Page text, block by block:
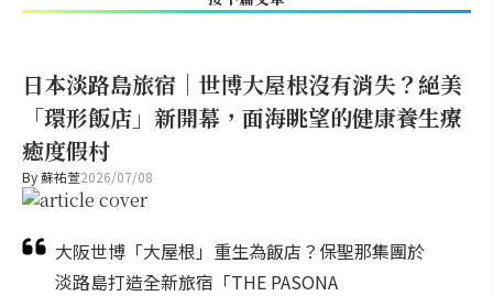
日本淡路島旅宿｜世博大屋根沒有消失？絕美
「環形飯店」新開幕，面海眺望的健康養生療
癒度假村
By蘇祐萱2026/07/08
大阪世博「大屋根」重生為飯店？保聖那集團於
淡路島打造全新旅宿「THE PASONA